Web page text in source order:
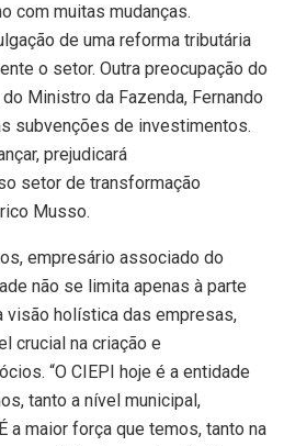
com muitas mudanças.
de uma reforma tributária
o setor. Outra preocupação do
Ministro da Fazenda, Fernando
subvenções de investimentos.
prejudicará
setor de transformação
Musso.
empresário associado do
não se limita apenas à parte
visão holística das empresas,
crucial na criação e
“O CIEPI hoje é a entidade
tanto a nível municipal,
a maior força que temos, tanto na